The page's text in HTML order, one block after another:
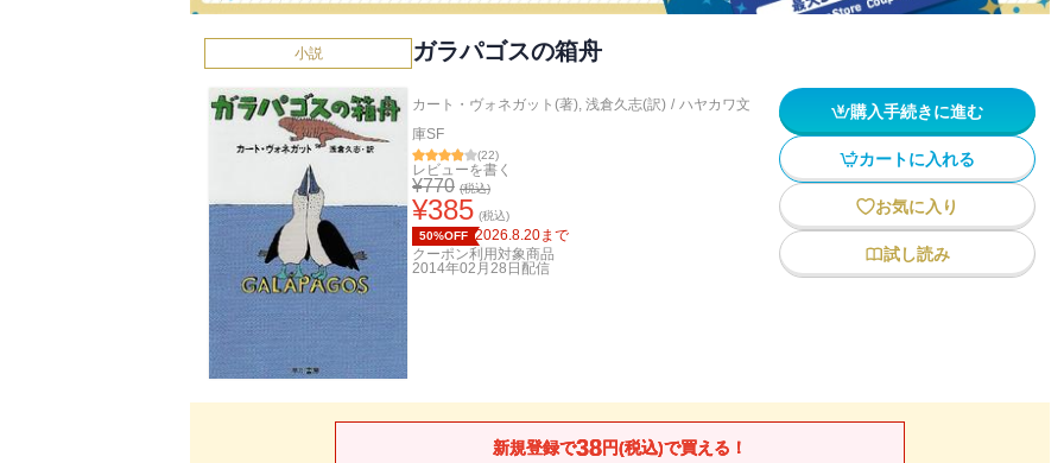
小説 ガラパゴスの箱舟
カート・ヴォネガット(著), 浅倉久志(訳) / ハヤカワ文
庫SF
(22)
レビューを書く
¥770 (税込)
¥385 (税込)
50%OFF 2026.8.20まで
クーポン利用対象商品
2014年02月28日 配信
購入手続きに進む
カートに入れる
お気に入り
試し読み
新規登録で38円(税込)で買える！